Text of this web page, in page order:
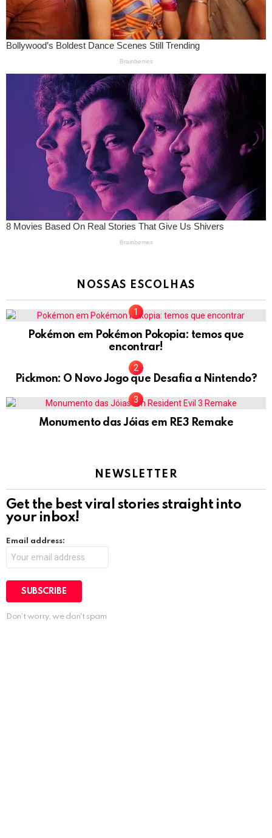
NOSSAS ESCOLHAS
Pokémon em Pokémon Pokopia: temos que
encontrar!
Pickmon: O Novo Jogo que Desafia a Nintendo?
Monumento das Jóias em RE3 Remake
NEWSLETTER
Get the best viral stories straight into
your inbox!
Email address:
Don't worry, we don't spam